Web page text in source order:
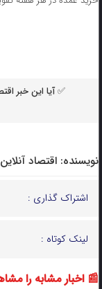
✅ آیا این خبر
نویسنده: اقتصاد آنلاین
اشتراک گذاری :
لینک کوتاه :
📰 اخبار مشابه را